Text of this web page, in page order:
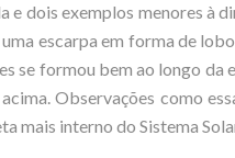
dois exemplos menores à
escarpa em forma de
se formou bem ao longo da
Observações como
mais interno do Sistema